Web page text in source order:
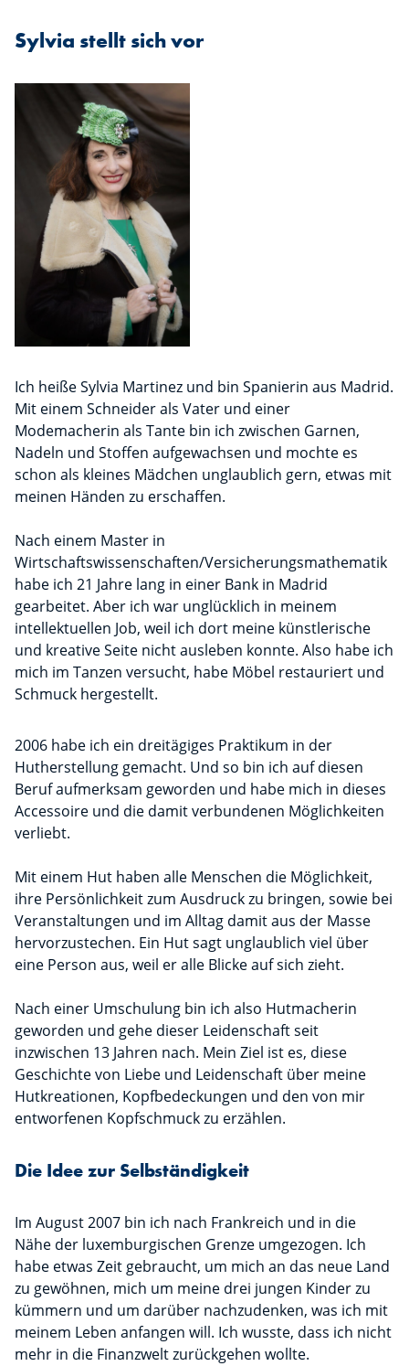
Sylvia stellt sich vor
Ich heiße Sylvia Martinez und bin Spanierin aus Madrid.
Mit einem Schneider als Vater und einer
Modemacherin als Tante bin ich zwischen Garnen,
Nadeln und Stoffen aufgewachsen und mochte es
schon als kleines Mädchen unglaublich gern, etwas mit
meinen Händen zu erschaffen.
Nach einem Master in
Wirtschaftswissenschaften/Versicherungsmathematik
habe ich 21 Jahre lang in einer Bank in Madrid
gearbeitet. Aber ich war unglücklich in meinem
intellektuellen Job, weil ich dort meine künstlerische
und kreative Seite nicht ausleben konnte. Also habe ich
mich im Tanzen versucht, habe Möbel restauriert und
Schmuck hergestellt.
2006 habe ich ein dreitägiges Praktikum in der
Hutherstellung gemacht. Und so bin ich auf diesen
Beruf aufmerksam geworden und habe mich in dieses
Accessoire und die damit verbundenen Möglichkeiten
verliebt.
Mit einem Hut haben alle Menschen die Möglichkeit,
ihre Persönlichkeit zum Ausdruck zu bringen, sowie bei
Veranstaltungen und im Alltag damit aus der Masse
hervorzustechen. Ein Hut sagt unglaublich viel über
eine Person aus, weil er alle Blicke auf sich zieht.
Nach einer Umschulung bin ich also Hutmacherin
geworden und gehe dieser Leidenschaft seit
inzwischen 13 Jahren nach. Mein Ziel ist es, diese
Geschichte von Liebe und Leidenschaft über meine
Hutkreationen, Kopfbedeckungen und den von mir
entworfenen Kopfschmuck zu erzählen.
Die Idee zur Selbständigkeit
Im August 2007 bin ich nach Frankreich und in die
Nähe der luxemburgischen Grenze umgezogen. Ich
habe etwas Zeit gebraucht, um mich an das neue Land
zu gewöhnen, mich um meine drei jungen Kinder zu
kümmern und um darüber nachzudenken, was ich mit
meinem Leben anfangen will. Ich wusste, dass ich nicht
mehr in die Finanzwelt zurückgehen wollte.